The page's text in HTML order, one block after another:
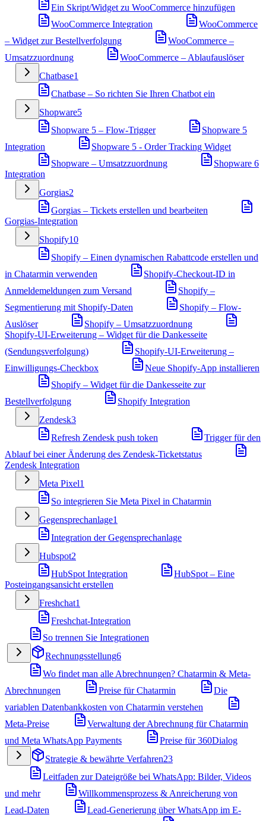
Ein Skript/Widget zu WooCommerce hinzufügen
WooCommerce Integration
WooCommerce
– Widget zur Bestellverfolgung
WooCommerce –
Umsatzzuordnung
WooCommerce – Ablaufauslöser
Chatbase1
Chatbase – So richten Sie Ihren Chatbot ein
Shopware5
Shopware 5 – Flow-Trigger
Shopware 5
Integration
Shopware 5 - Order Tracking Widget
Shopware – Umsatzzuordnung
Shopware 6
Integration
Gorgias2
Gorgias – Tickets erstellen und bearbeiten
Gorgias-Integration
Shopify10
Shopify – Einen dynamischen Rabattcode erstellen und
in Chatarmin verwenden
Shopify-Checkout-ID in
Anmeldemeldungen zum Versand
Shopify –
Segmentierung mit Shopify-Daten
Shopify – Flow-
Auslöser
Shopify – Umsatzzuordnung
Shopify-UI-Erweiterung – Widget für die Dankesseite
(Sendungsverfolgung)
Shopify-UI-Erweiterung –
Einwilligungs-Checkbox
Neue Shopify-App installieren
Shopify – Widget für die Dankesseite zur
Bestellverfolgung
Shopify Integration
Zendesk3
Refresh Zendesk push token
Trigger für den
Ablauf bei einer Änderung des Zendesk-Ticketstatus
Zendesk Integration
Meta Pixel1
So integrieren Sie Meta Pixel in Chatarmin
Gegensprechanlage1
Integration der Gegensprechanlage
Hubspot2
HubSpot Integration
HubSpot – Eine
Posteingangsansicht erstellen
Freshchat1
Freshchat-Integration
So trennen Sie Integrationen
Rechnungsstellung6
Wo findet man alle Abrechnungen? Chatarmin & Meta-
Abrechnungen
Preise für Chatarmin
Die
variablen Datenbankkosten von Chatarmin verstehen
Meta-Preise
Verwaltung der Abrechnung für Chatarmin
und Meta WhatsApp Payments
Preise für 360Dialog
Strategie & bewährte Verfahren23
Leitfaden zur Dateigröße bei WhatsApp: Bilder, Videos
und mehr
Willkommensprozess & Anreicherung von
Lead-Daten
Lead-Generierung über WhatsApp im E-